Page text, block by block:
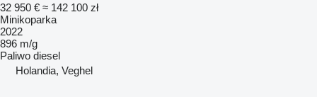
32 950 € ≈ 142 100 zł
Minikoparka
2022
896 m/g
Paliwo diesel
Holandia, Veghel